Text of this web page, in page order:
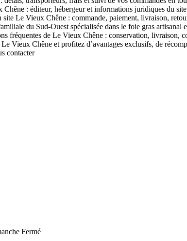
: éditeur, hébergeur et informations juridiques du
Le Vieux Chêne : commande, paiement, livraison,
du Sud-Ouest spécialisée dans le foie gras
fréquentes de Le Vieux Chêne : conservation, livraison,
Vieux Chêne et profitez d’avantages exclusifs, de
contacter
Fermé